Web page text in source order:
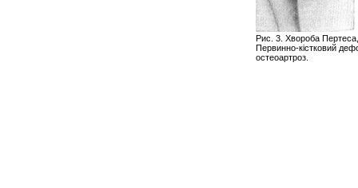
Рис. 3. Хвороба Пертеса,
Первинно-кістковий
остеоартроз.